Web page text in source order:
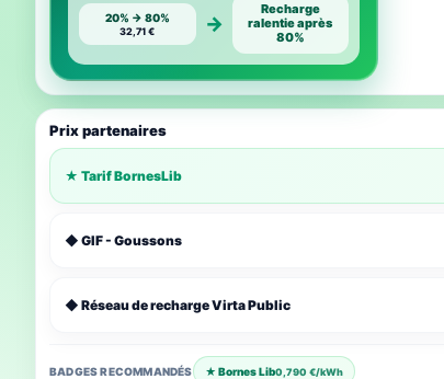
20% → 80%
32,71 € →
Recharge
ralentie après
80%
Prix partenaires
★ Tarif BornesLib
◆ GIF - Goussons
◆ Réseau de recharge Virta Public
BADGES RECOMMANDÉS ★ Bornes Lib0,790 €/kWh